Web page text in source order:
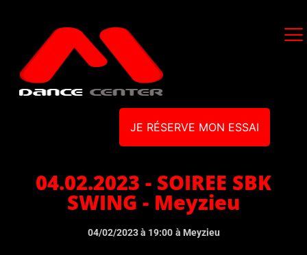
JE RÉSERVE MON ESSAI
04.02.2023 - SOIREE SBK
SWING - Meyzieu
04/02/2023 à 19:00 à Meyzieu